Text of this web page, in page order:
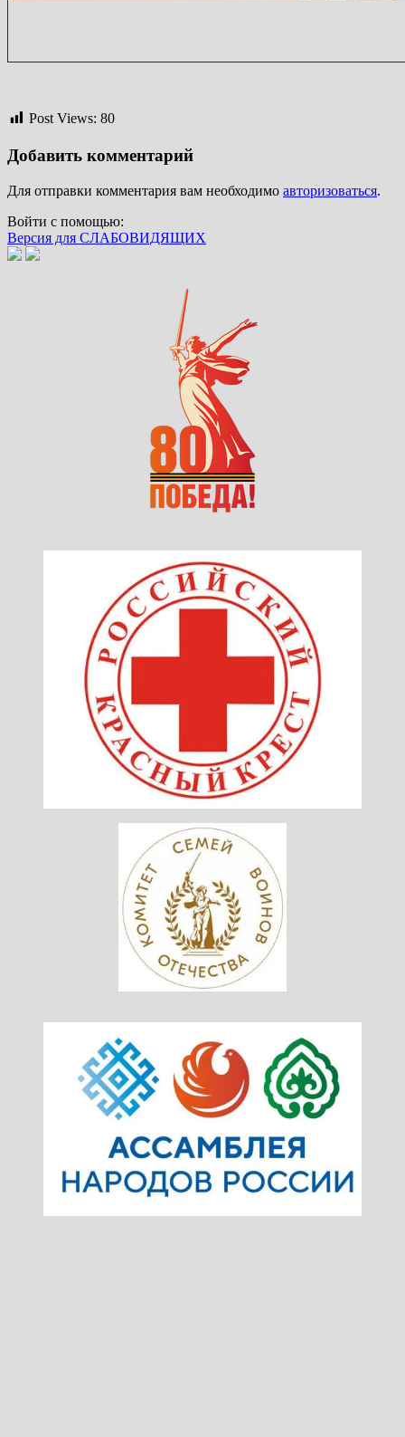
Post Views: 80
Добавить комментарий
Для отправки комментария вам необходимо авторизоваться.
Войти с помощью:
Версия для СЛАБОВИДЯЩИХ